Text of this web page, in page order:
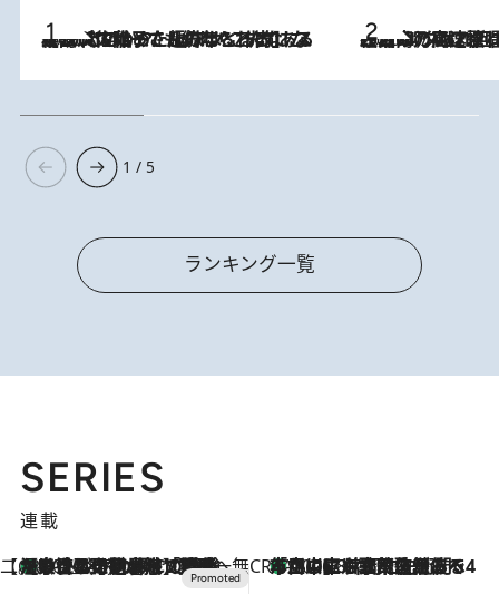
2026.8.5
【阿川佐和子さんの年とる力】なぜ70代で始めた趣味は“こんなに楽しい”のか？ ピアノ、俳句…スランプに陥っても続けられる“ある秘訣”とは 2026.8.7
「湘南乃風に憧れて」観客大盛上がりの“タオル回し”に、ラッパー顔負けの高速歌唱まで…さだまさし（74）のアグレッシブすぎる現在地
1 / 5
ランキング一覧
SERIES
連載
【CREA×星野リゾート】唯一無二。癒しと発見が待つ場所へ
2026.8.7
【トンボの足水浴】ヒノキの香りに包まれて涼感マックス！約13℃の湧水かけ流しを避暑地「星野温泉 トンボの湯」で体験 CREA'S CHOICE
2026.8.7
「立川にも歌舞伎があるんだよ」 片岡仁左衛門・市川中車ら豪華座組みで4年目の立川立飛歌舞伎へ